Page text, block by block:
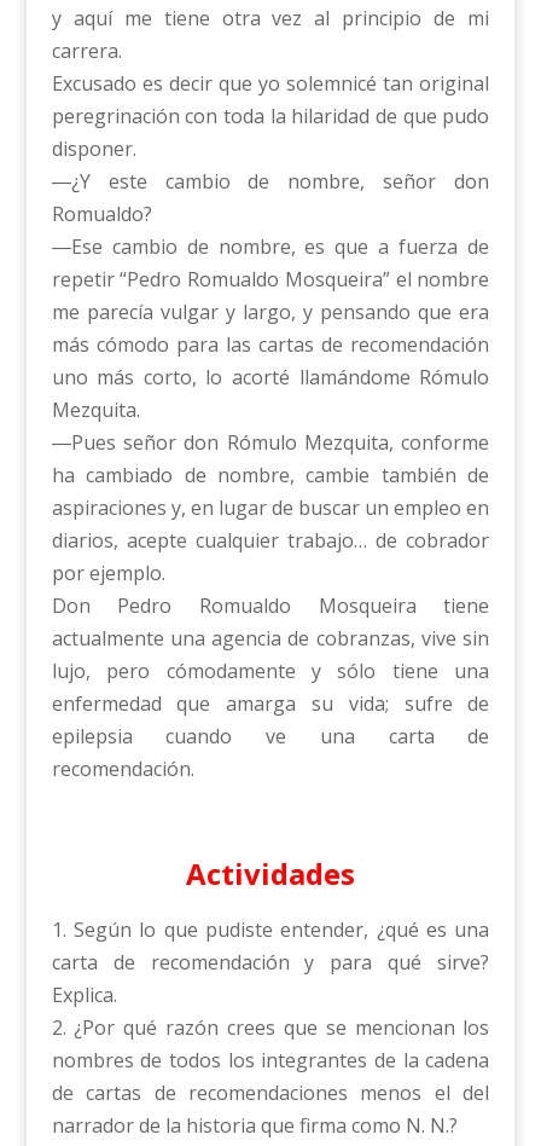
y aquí me tiene otra vez al principio de mi
carrera.
Excusado es decir que yo solemnicé tan original
peregrinación con toda la hilaridad de que pudo
disponer.
―¿Y este cambio de nombre, señor don
Romualdo?
―Ese cambio de nombre, es que a fuerza de
repetir “Pedro Romualdo Mosqueira” el nombre
me parecía vulgar y largo, y pensando que era
más cómodo para las cartas de recomendación
uno más corto, lo acorté llamándome Rómulo
Mezquita.
―Pues señor don Rómulo Mezquita, conforme
ha cambiado de nombre, cambie también de
aspiraciones y, en lugar de buscar un empleo en
diarios, acepte cualquier trabajo… de cobrador
por ejemplo.
Don Pedro Romualdo Mosqueira tiene
actualmente una agencia de cobranzas, vive sin
lujo, pero cómodamente y sólo tiene una
enfermedad que amarga su vida; sufre de
epilepsia cuando ve una carta de
recomendación.
Actividades
1. Según lo que pudiste entender, ¿qué es una
carta de recomendación y para qué sirve?
Explica.
2. ¿Por qué razón crees que se mencionan los
nombres de todos los integrantes de la cadena
de cartas de recomendaciones menos el del
narrador de la historia que firma como N. N.?